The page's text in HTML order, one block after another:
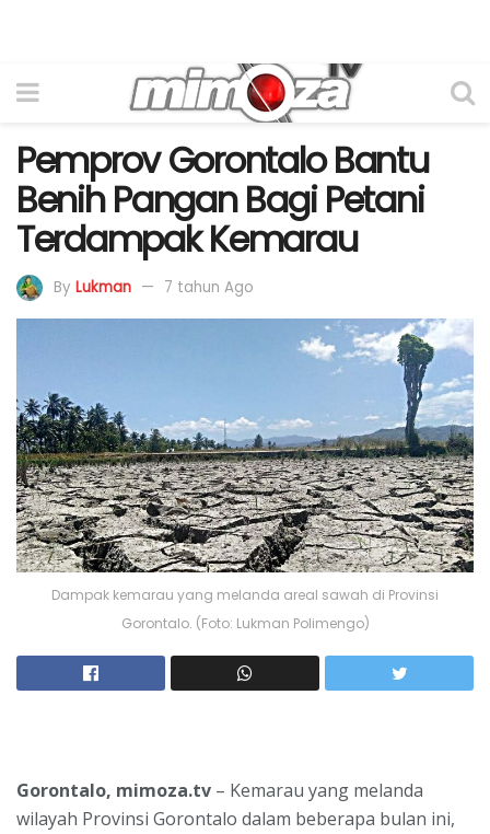
Pemprov Gorontalo Bantu
Benih Pangan Bagi Petani
Terdampak Kemarau
By Lukman 7 tahun Ago
Dampak kemarau yang melanda areal sawah di Provinsi
Gorontalo. (Foto: Lukman Polimengo)
Gorontalo, mimoza.tv – Kemarau yang melanda
wilayah Provinsi Gorontalo dalam beberapa bulan ini,